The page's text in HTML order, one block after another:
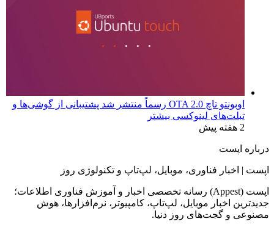
چرا و چطور ویندوز ۱۱ هوم رو به پرو آپگرید کنیم؟
مایکروسافت اعتراف کرد اپلیکیشن‌های ویندوز ۱۱ رم زیادی
مصرف می‌کنند؛ راه‌حل در راه است
2 هفته پیش